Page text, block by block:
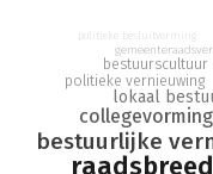
coalitieakkoorden
oppositie ligt.
Het onderzoek is
raadsbreed werken in
vertrekpunt voor een
bestuurlijke
collegevorming
lokaal
politieke vernieuwing
bestuurscultuur
politieke besluitvorming